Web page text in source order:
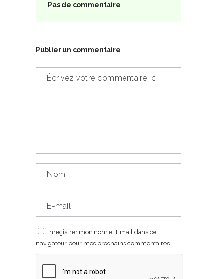
Pas de commentaire
Publier un commentaire
Enregistrer mon nom et Email dans ce
navigateur pour mes prochains commentaires.